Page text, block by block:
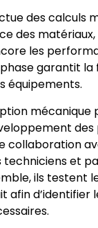
des calculs
des matériaux,
les
garantit la
équipements.
mécanique
collaboration
techniciens et
ils testent
afin d’identifier